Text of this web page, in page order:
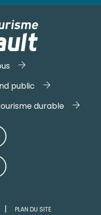
public
durable
PLAN DU SITE